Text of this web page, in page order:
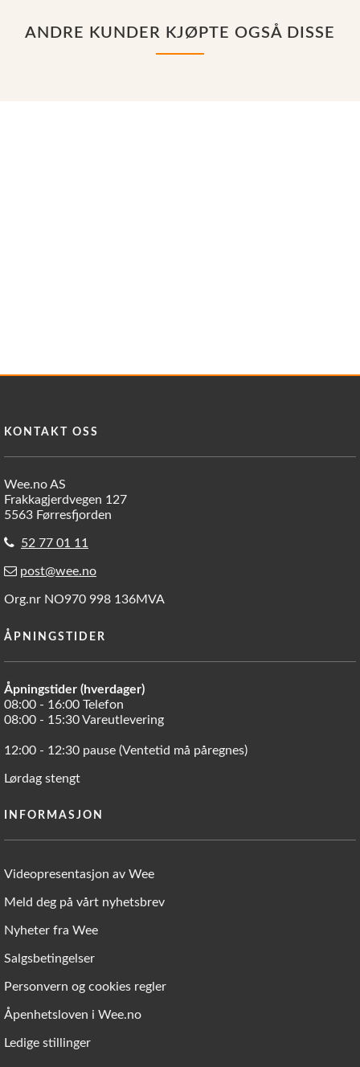
ANDRE KUNDER KJØPTE OGSÅ DISSE
KONTAKT OSS
Wee.no AS
Frakkagjerdvegen 127
5563 Førresfjorden
52 77 01 11
post@wee.no
Org.nr NO970 998 136MVA
ÅPNINGSTIDER
Åpningstider (hverdager)
08:00 - 16:00 Telefon
08:00 - 15:30 Vareutlevering
12:00 - 12:30 pause (Ventetid må påregnes)
Lørdag stengt
INFORMASJON
Videopresentasjon av Wee
Meld deg på vårt nyhetsbrev
Nyheter fra Wee
Salgsbetingelser
Personvern og cookies regler
Åpenhetsloven i Wee.no
Ledige stillinger